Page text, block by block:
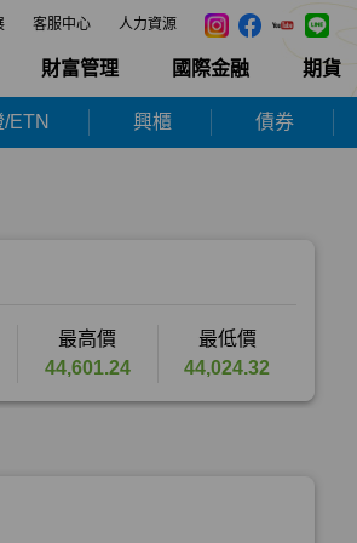
客服中心 人力資源
財富管理 國際金融 期貨
ETN 興櫃 債券